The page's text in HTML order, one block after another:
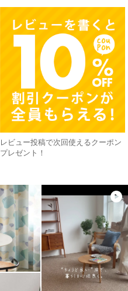
レビュー投稿で次回使えるクーポン
プレゼント！